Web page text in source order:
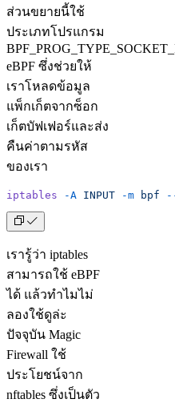
ส่วนขยายนี้ใช้
ประเภทโปรแกรม
eBPF ซึ่งช่วยให้
เราโหลดข้อมูล
แพ็กเก็ตจากซ็อก
เก็ตบัฟเฟอร์และส่ง
คืนค่าตามรหัส
ของเรา
iptables -A INPUT -m bpf
เรารู้ว่า iptables
สามารถใช้ eBPF
ได้ แล้วทำไมไม่
ลองใช้ดูล่ะ
ปัจจุบัน Magic
Firewall ใช้
ประโยชน์จาก
nftables ซึ่งเป็นตัว